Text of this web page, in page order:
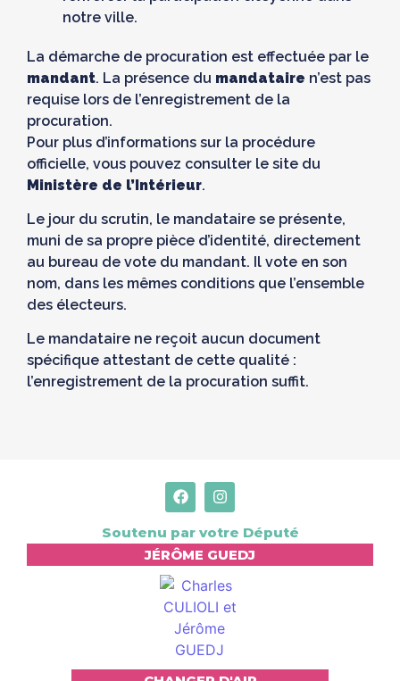
notre ville.
La démarche de procuration est effectuée par le
mandant. La présence du mandataire n’est pas
requise lors de l’enregistrement de la
procuration.
Pour plus d’informations sur la procédure
officielle, vous pouvez consulter le site du
Ministère de l’Intérieur.
Le jour du scrutin, le mandataire se présente,
muni de sa propre pièce d’identité, directement
au bureau de vote du mandant. Il vote en son
nom, dans les mêmes conditions que l’ensemble
des électeurs.
Le mandataire ne reçoit aucun document
spécifique attestant de cette qualité :
l’enregistrement de la procuration suffit.
Soutenu par votre Député
JÉRÔME GUEDJ